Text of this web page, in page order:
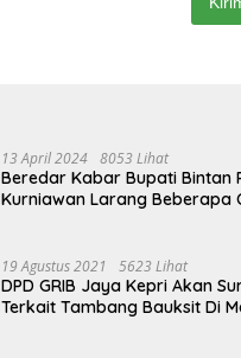
13 April 2024 8053 Lihat
Beredar Kabar Bupati Bintan
Kurniawan Larang Beberapa
19 Agustus 2021 5623 Lihat
DPD GRIB Jaya Kepri Akan
Terkait Tambang Bauksit Di